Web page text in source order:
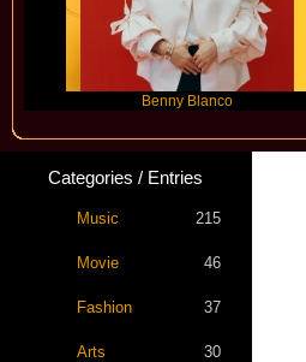
Benny Blanco
Categories / Entries
Music 215
Movie 46
Fashion 37
Arts 30